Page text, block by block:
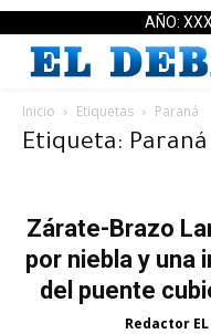
AÑO:
Inicio Etiquetas Paraná
Etiqueta: Paraná
Zárate-Brazo
por niebla y una
del puente
Redactor EL